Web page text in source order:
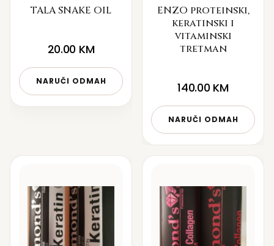
TALA SNAKE OIL
20.00 KM
NARUČI ODMAH
ENZO proteinski,
keratinski i
vitaminski
tretman
140.00 KM
NARUČI ODMAH